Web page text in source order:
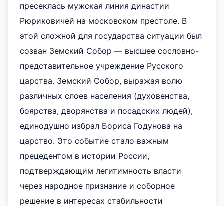
пресеклась мужская линия династии
Рюриковичей на московском престоле. В
этой сложной для государства ситуации был
созван Земский Собор — высшее сословно-
представительное учреждение Русского
царства. Земский Собор, выражая волю
различных слоев населения (духовенства,
боярства, дворянства и посадских людей),
единодушно избрал Бориса Годунова на
царство. Это событие стало важным
прецедентом в истории России,
подтверждающим легитимность власти
через народное признание и соборное
решение в интересах стабильности